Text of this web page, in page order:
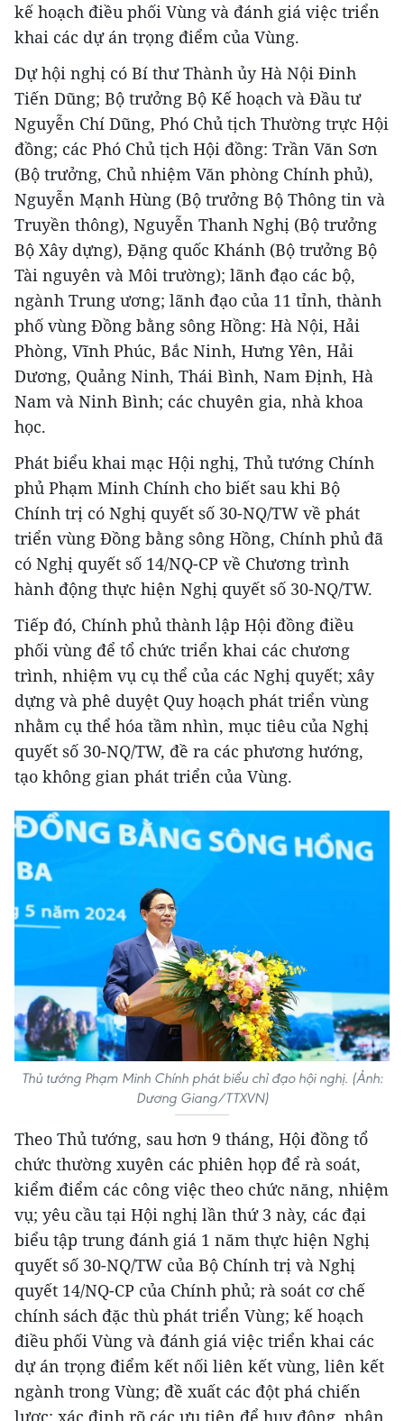
kế hoạch điều phối Vùng và đánh giá việc triển
khai các dự án trọng điểm của Vùng.
Dự hội nghị có Bí thư Thành ủy Hà Nội Đinh
Tiến Dũng; Bộ trưởng Bộ Kế hoạch và Đầu tư
Nguyễn Chí Dũng, Phó Chủ tịch Thường trực Hội
đồng; các Phó Chủ tịch Hội đồng: Trần Văn Sơn
(Bộ trưởng, Chủ nhiệm Văn phòng Chính phủ),
Nguyễn Mạnh Hùng (Bộ trưởng Bộ Thông tin và
Truyền thông), Nguyễn Thanh Nghị (Bộ trưởng
Bộ Xây dựng), Đặng quốc Khánh (Bộ trưởng Bộ
Tài nguyên và Môi trường); lãnh đạo các bộ,
ngành Trung ương; lãnh đạo của 11 tỉnh, thành
phố vùng Đồng bằng sông Hồng: Hà Nội, Hải
Phòng, Vĩnh Phúc, Bắc Ninh, Hưng Yên, Hải
Dương, Quảng Ninh, Thái Bình, Nam Định, Hà
Nam và Ninh Bình; các chuyên gia, nhà khoa
học.
Phát biểu khai mạc Hội nghị, Thủ tướng Chính
phủ Phạm Minh Chính cho biết sau khi Bộ
Chính trị có Nghị quyết số 30-NQ/TW về phát
triển vùng Đồng bằng sông Hồng, Chính phủ đã
có Nghị quyết số 14/NQ-CP về Chương trình
hành động thực hiện Nghị quyết số 30-NQ/TW.
Tiếp đó, Chính phủ thành lập Hội đồng điều
phối vùng để tổ chức triển khai các chương
trình, nhiệm vụ cụ thể của các Nghị quyết; xây
dựng và phê duyệt Quy hoạch phát triển vùng
nhằm cụ thể hóa tầm nhìn, mục tiêu của Nghị
quyết số 30-NQ/TW, đề ra các phương hướng,
tạo không gian phát triển của Vùng.
Thủ tướng Phạm Minh Chính phát biểu chỉ đạo hội nghị. (Ảnh:
Dương Giang/TTXVN)
Theo Thủ tướng, sau hơn 9 tháng, Hội đồng tổ
chức thường xuyên các phiên họp để rà soát,
kiểm điểm các công việc theo chức năng, nhiệm
vụ; yêu cầu tại Hội nghị lần thứ 3 này, các đại
biểu tập trung đánh giá 1 năm thực hiện Nghị
quyết số 30-NQ/TW của Bộ Chính trị và Nghị
quyết 14/NQ-CP của Chính phủ; rà soát cơ chế
chính sách đặc thù phát triển Vùng; kế hoạch
điều phối Vùng và đánh giá việc triển khai các
dự án trọng điểm kết nối liên kết vùng, liên kết
ngành trong Vùng; đề xuất các đột phá chiến